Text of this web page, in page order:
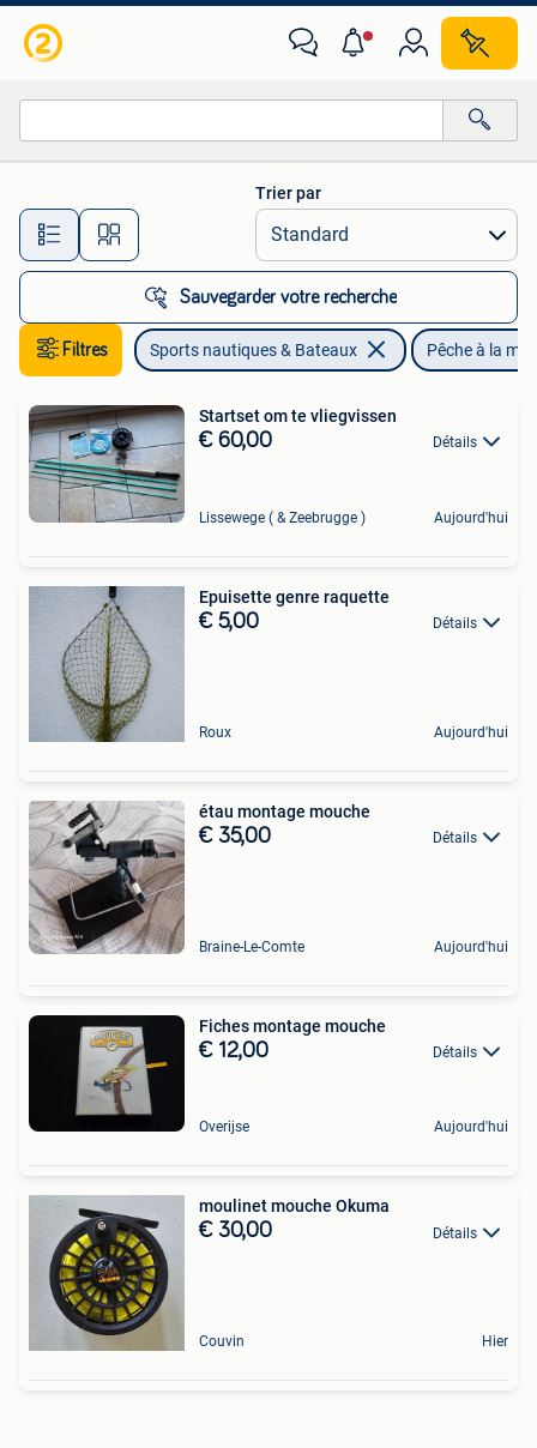
Toutes les distances…
Trier par
Sauvegarder votre recherche
Filtres Sports nautiques & Bateaux Pêche à la
Startset om te vliegvissen
€ 60,00 Détails
Lissewege ( & Zeebrugge ) Aujourd'hui
Epuisette genre raquette
€ 5,00 Détails
Roux Aujourd'hui
étau montage mouche
€ 35,00 Détails
Braine-Le-Comte Aujourd'hui
Fiches montage mouche
€ 12,00 Détails
Overijse Aujourd'hui
moulinet mouche Okuma
€ 30,00 Détails
Couvin Hier